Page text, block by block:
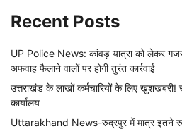
Recent Posts
UP Police News: कांवड़ यात्रा को लेकर
अफवाह फैलाने वालों पर होगी तुरंत कार्रवाई
उत्तराखंड के लाखों कर्मचारियों के लिए
कार्यालय
Uttarakhand News-रुद्रपुर में मात्र इतने